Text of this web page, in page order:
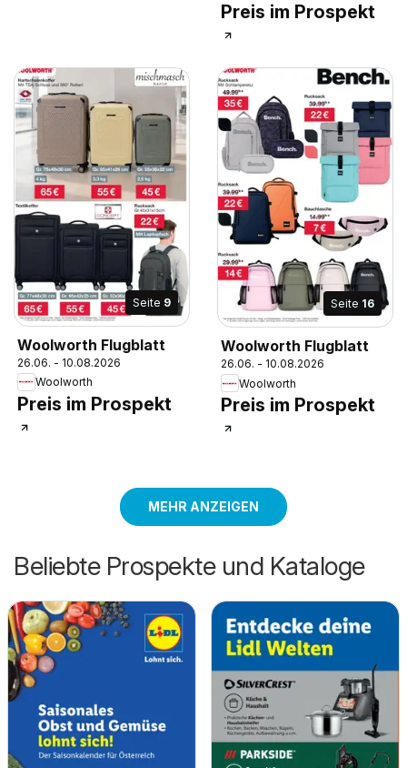
Preis im Prospekt
Seite 9
Woolworth Flugblatt
26.06. - 10.08.2026
Woolworth
Preis im Prospekt
Seite 16
Woolworth Flugblatt
26.06. - 10.08.2026
Woolworth
Preis im Prospekt
MEHR ANZEIGEN
Beliebte Prospekte und Kataloge